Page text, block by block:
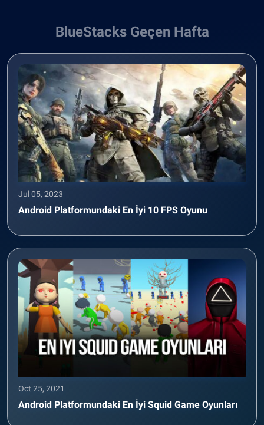
BlueStacks Geçen Hafta
Jul 05, 2023
Android Platformundaki En İyi 10 FPS Oyunu
Oct 25, 2021
Android Platformundaki En İyi Squid Game Oyunları